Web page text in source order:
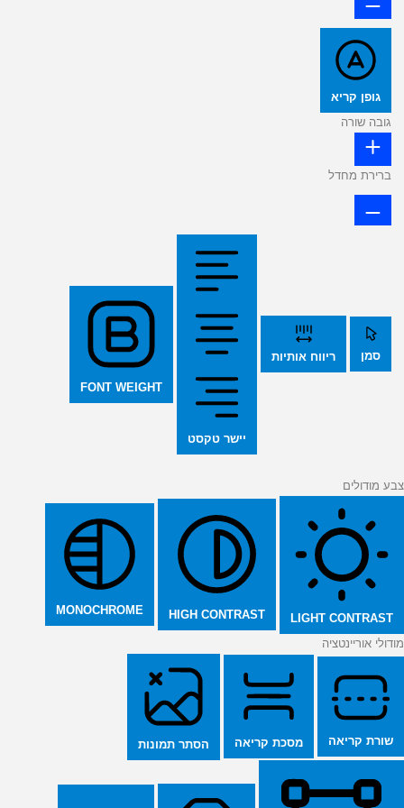
גופן קריא
גובה שורה
ברירת מחדל
סמן ריווח אותיות
יישר טקסט
FONT WEIGHT
צבע מודולים
LIGHT CONTRAST
HIGH CONTRAST
MONOCHROME
מודולי אוריינטציה
שורת קריאה מסכת קריאה הסתר תמונות